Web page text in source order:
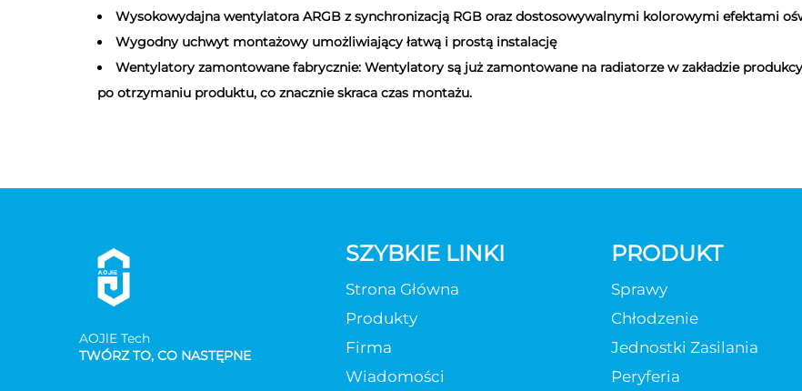
Wysokowydajna wentylatora ARGB z synchronizacją RGB oraz dostosowywalnymi kolorowymi efektami
Wygodny uchwyt montażowy umożliwiający łatwą i prostą instalację
Wentylatory zamontowane fabrycznie: Wentylatory są już zamontowane na radiatorze w zakładzie
po otrzymaniu produktu, co znacznie skraca czas montażu.
AOJlE Tech
TWÓRZ TO, CO NASTĘPNE
SZYBKIE LINKI
Strona Główna
Produkty
Firma
Wiadomości
PRODUKT
Sprawy
Chłodzenie
Jednostki Zasilania
Peryferia